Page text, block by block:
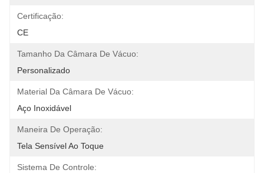
Certificação:
CE
Tamanho Da Câmara De Vácuo:
Personalizado
Material Da Câmara De Vácuo:
Aço Inoxidável
Maneira De Operação:
Tela Sensível Ao Toque
Sistema De Controle: